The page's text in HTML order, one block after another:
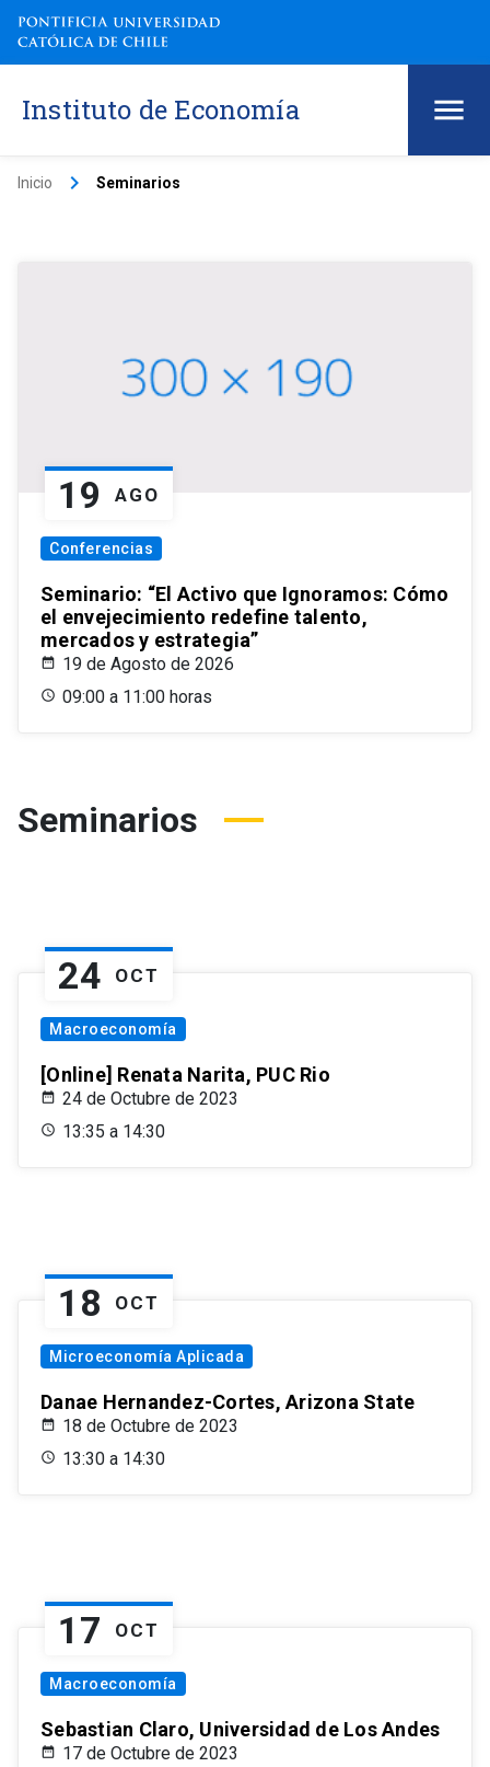
Instituto de Economía
Inicio keyboard_arrow_right Seminarios
19 AGO
Conferencias
Seminario: “El Activo que Ignoramos: Cómo
el envejecimiento redefine talento,
mercados y estrategia”
19 de Agosto de 2026
09:00 a 11:00 horas
Seminarios
24 OCT
Macroeconomía
[Online] Renata Narita, PUC Rio
24 de Octubre de 2023
13:35 a 14:30
18 OCT
Microeconomía Aplicada
Danae Hernandez-Cortes, Arizona State
18 de Octubre de 2023
13:30 a 14:30
17 OCT
Macroeconomía
Sebastian Claro, Universidad de Los Andes
17 de Octubre de 2023